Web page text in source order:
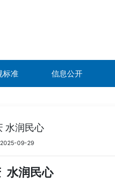
标准 信息公开
水润民心
2025-09-29
水润民心